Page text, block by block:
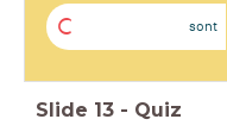
C sont
Slide 13 - Quiz